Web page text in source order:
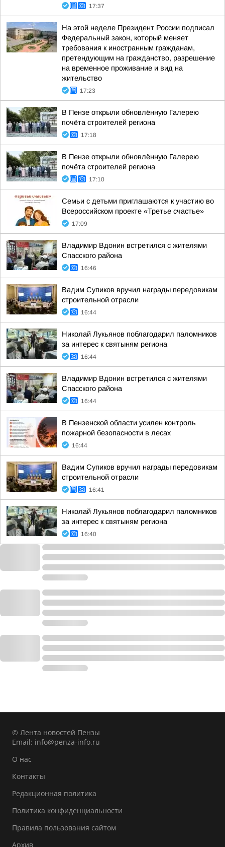
17:37
На этой неделе Президент России подписал
Федеральный закон, который меняет
требования к иностранным гражданам,
претендующим на гражданство, разрешение
на временное проживание и вид на
жительство
17:23
В Пензе открыли обновлённую Галерею
почёта строителей региона
17:18
В Пензе открыли обновлённую Галерею
почёта строителей региона
17:10
Семьи с детьми приглашаются к участию во
Всероссийском проекте «Третье счастье»
17:09
Владимир Вдонин встретился с жителями
Спасского района
16:46
Вадим Супиков вручил награды передовикам
строительной отрасли
16:44
Николай Лукьянов поблагодарил паломников
за интерес к святыням региона
16:44
Владимир Вдонин встретился с жителями
Спасского района
16:44
В Пензенской области усилен контроль
пожарной безопасности в лесах
16:44
Вадим Супиков вручил награды передовикам
строительной отрасли
16:41
Николай Лукьянов поблагодарил паломников
за интерес к святыням региона
16:40
© Лента новостей Пензы
Email: info@penza-info.ru
О нас
Контакты
Редакционная политика
Политика конфиденциальности
Правила пользования сайтом
Архив